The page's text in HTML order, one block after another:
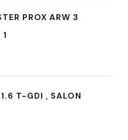
PROX ARW 3
T-GDI , SALON